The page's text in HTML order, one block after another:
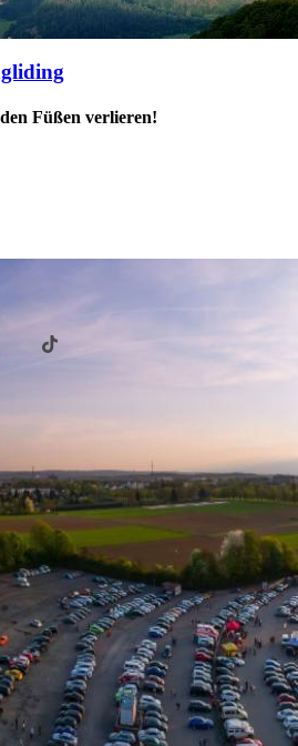
Füßen verlieren!